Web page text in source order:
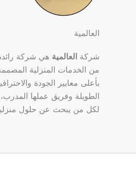
العالمية
شركة العالمية هي شركة
من الخدمات المنزلية المصممة
بأعلى معايير الجودة
الطويلة وفريق عملها المدرب،
لكل من يبحث عن حلول